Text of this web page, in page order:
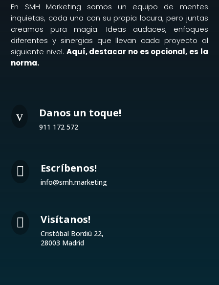
En SMH Marketing somos un equipo de mentes
inquietas, cada una con su propia locura, pero juntas
creamos pura magia. Ideas audaces, enfoques
diferentes y sinergias que llevan cada proyecto al
siguiente nivel. Aquí, destacar no es opcional, es la
norma.
v Danos un toque!
911 172 572
 Escríbenos!
info@smh.marketing
 Visítanos!
Cristóbal Bordiú 22,
28003 Madrid